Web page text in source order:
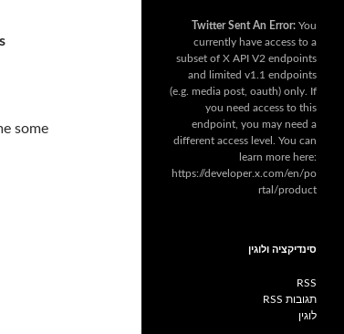
some
Twitter Sent An Error: You
currently have access to a
subset of X API V2 endpoints
and limited v1.1 endpoints
(e.g. media post, oauth) only. If
you need access to this
endpoint, you may need a
different access level. You can
learn more here:
https://developer.x.com/en/po
rtal/product
סינדיקציה ולוגין
RSS
תגובות RSS
לוגין